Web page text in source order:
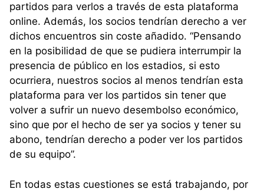
partidos para verlos a través de esta plataforma
online. Además, los socios tendrían derecho a ver
dichos encuentros sin coste añadido. “Pensando
en la posibilidad de que se pudiera interrumpir la
presencia de público en los estadios, si esto
ocurriera, nuestros socios al menos tendrían esta
plataforma para ver los partidos sin tener que
volver a sufrir un nuevo desembolso económico,
sino que por el hecho de ser ya socios y tener su
abono, tendrían derecho a poder ver los partidos
de su equipo”.
En todas estas cuestiones se está trabajando, por